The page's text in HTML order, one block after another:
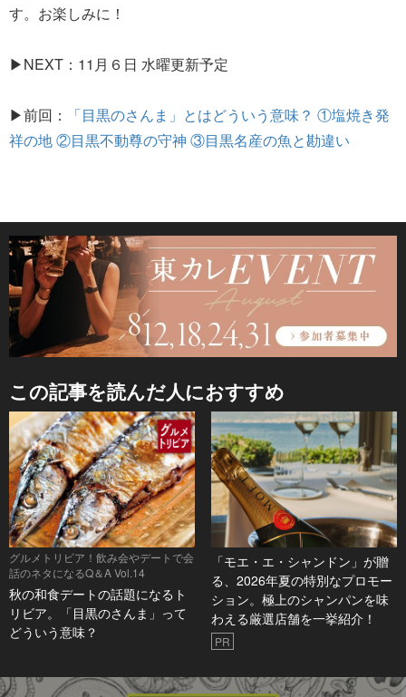
す。お楽しみに！
▶NEXT：11月６日 水曜更新予定
▶前回：
「目黒のさんま」とはどういう意味？ ①塩焼き発
祥の地 ②目黒不動尊の守神 ③目黒名産の魚と勘違い
この記事を読んだ人におすすめ
グルメトリビア！飲み会やデートで会
話のネタになるQ＆A Vol.14
秋の和食デートの話題になるト
リビア。「目黒のさんま」って
どういう意味？
「モエ・エ・シャンドン」が贈
る、2026年夏の特別なプロモー
ション。極上のシャンパンを味
わえる厳選店舗を一挙紹介！
PR